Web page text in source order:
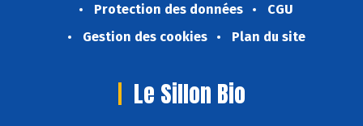
Protection des données
CGU
Gestion des cookies
Plan du site
Le Sillon Bio